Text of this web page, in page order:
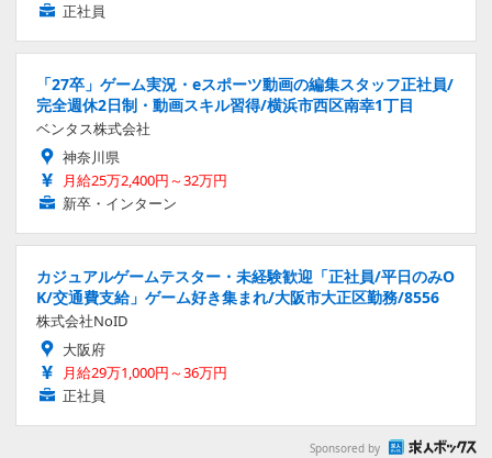
正社員
「27卒」ゲーム実況・eスポーツ動画の編集スタッフ正社員/
完全週休2日制・動画スキル習得/横浜市西区南幸1丁目
ベンタス株式会社
神奈川県
月給25万2,400円～32万円
新卒・インターン
カジュアルゲームテスター・未経験歓迎「正社員/平日のみO
K/交通費支給」ゲーム好き集まれ/大阪市大正区勤務/8556
株式会社NoID
大阪府
月給29万1,000円～36万円
正社員
Sponsored by